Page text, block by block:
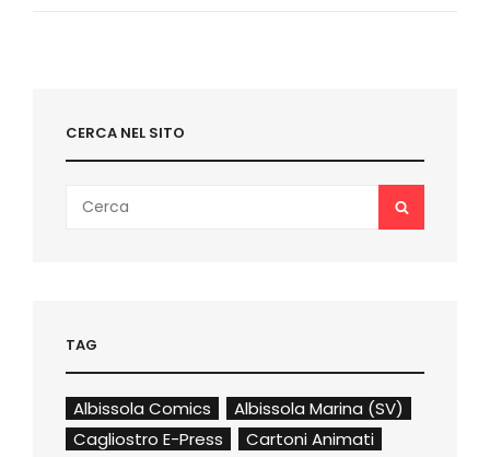
CERCA NEL SITO
Search
for:
SEARCH
TAG
Albissola Comics
Albissola Marina (SV)
Cagliostro E-Press
Cartoni Animati